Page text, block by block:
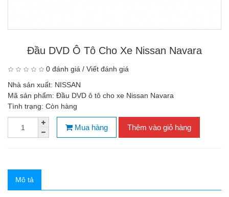
Đầu DVD Ô Tô Cho Xe Nissan Navara
0 đánh giá / Viết đánh giá
Nhà sản xuất: NISSAN
Mã sản phẩm: Đầu DVD ô tô cho xe Nissan Navara
Tình trạng: Còn hàng
Mua hàng Thêm vào giỏ hàng
Mô tả